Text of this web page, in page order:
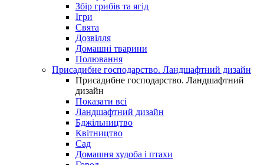
Збір грибів та ягід
Ігри
Свята
Дозвілля
Домашні тварини
Полювання
Присадибне господарство. Ландшафтний дизайн
Присадибне господарство. Ландшафтний
дизайн
Показати всі
Ландшафтний дизайн
Бджільництво
Квітництво
Сад
Домашня худоба і птахи